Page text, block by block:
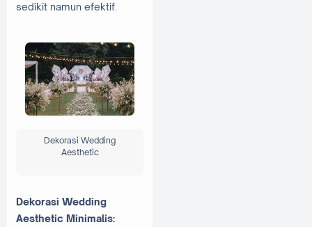
sedikit namun efektif.
Dekorasi Wedding
Aesthetic
Dekorasi Wedding
Aesthetic Minimalis: